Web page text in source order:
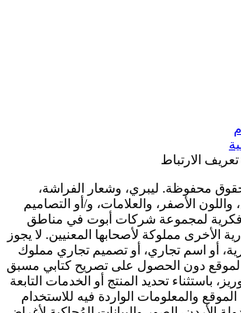
الارتباط
الحقوق محفوظة. ليبري، وشعار الفراشة،
الأصفر، والعلامات، و/أو التصاميم
فكرية لمجموعة شركات أبوت في مناطق
الأخرى مملوكة لأصحابها المعنيين. لا يجوز
أو اسم تجاري، أو تصميم تجاري مملوك
دون الحصول على تصريح كتابي مسبق
باستثناء تحديد المنتج أو الخدمات التابعة
والمعلومات الواردة فيه للاستخدام